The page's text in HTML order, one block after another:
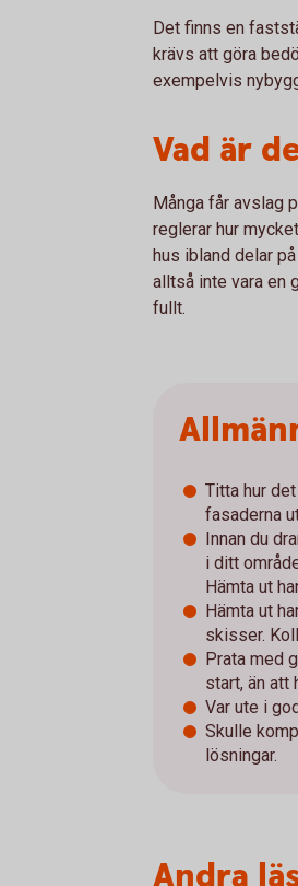
Det finns en
krävs att göra
exempelvis
Vad är
Många får avslag
reglerar hur
hus ibland delar
alltså inte vara en
fullt.
Titta hur
fasaderna
Innan du
i ditt
Hämta ut
Hämta ut
skisser.
Prata med
start, än att
Var ute i
Skulle
lösningar.